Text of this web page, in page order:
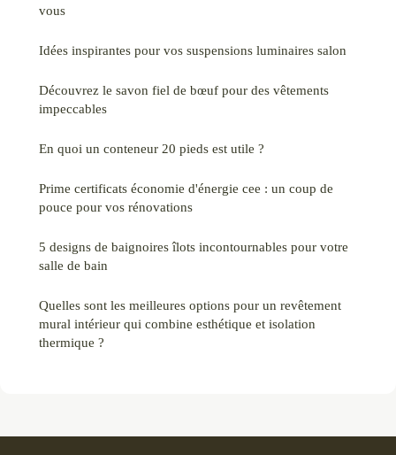
vous
Idées inspirantes pour vos suspensions luminaires salon
Découvrez le savon fiel de bœuf pour des vêtements
impeccables
En quoi un conteneur 20 pieds est utile ?
Prime certificats économie d'énergie cee : un coup de
pouce pour vos rénovations
5 designs de baignoires îlots incontournables pour votre
salle de bain
Quelles sont les meilleures options pour un revêtement
mural intérieur qui combine esthétique et isolation
thermique ?